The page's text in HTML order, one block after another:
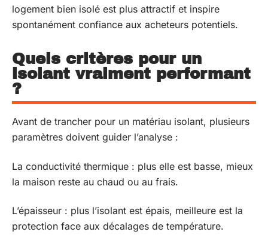
logement bien isolé est plus attractif et inspire
spontanément confiance aux acheteurs potentiels.
Quels critères pour un
isolant vraiment performant
?
Avant de trancher pour un matériau isolant, plusieurs
paramètres doivent guider l’analyse :
La conductivité thermique : plus elle est basse, mieux
la maison reste au chaud ou au frais.
L’épaisseur : plus l’isolant est épais, meilleure est la
protection face aux décalages de température.